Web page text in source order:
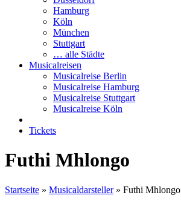
Hamburg
Köln
München
Stuttgart
… alle Städte
Musicalreisen
Musicalreise Berlin
Musicalreise Hamburg
Musicalreise Stuttgart
Musicalreise Köln
Tickets
Futhi Mhlongo
Startseite » Musicaldarsteller» Futhi Mhlongo